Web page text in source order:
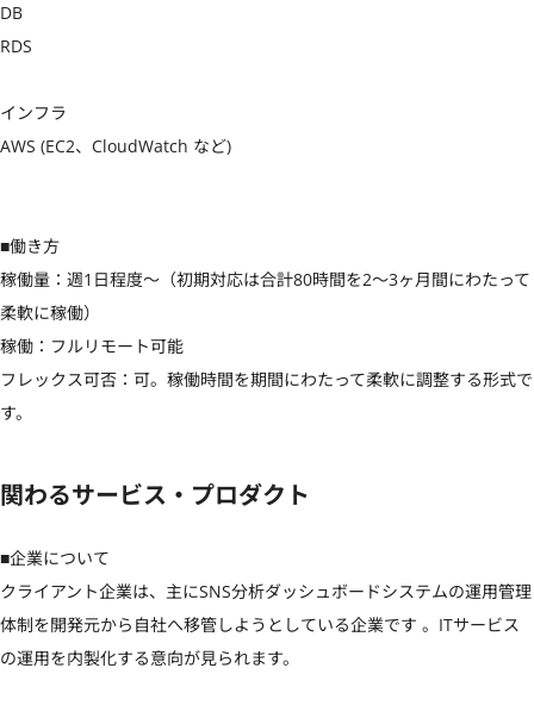
DB
RDS
インフラ
AWS (EC2、CloudWatch など)
■働き方
稼働量：週1日程度〜（初期対応は合計80時間を2〜3ヶ月間にわたって
柔軟に稼働）
稼働：フルリモート可能
フレックス可否：可。稼働時間を期間にわたって柔軟に調整する形式で
す。
関わるサービス・プロダクト
■企業について
クライアント企業は、主にSNS分析ダッシュボードシステムの運用管理
体制を開発元から自社へ移管しようとしている企業です 。ITサービス
の運用を内製化する意向が見られます。